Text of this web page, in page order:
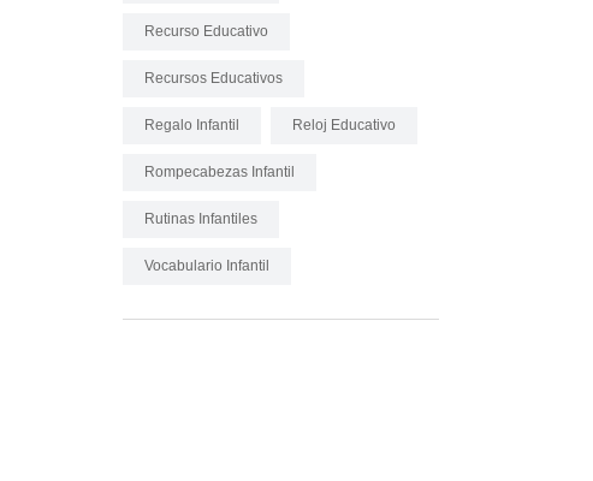
Recurso Educativo
Recursos Educativos
Regalo Infantil Reloj Educativo
Rompecabezas Infantil
Rutinas Infantiles
Vocabulario Infantil